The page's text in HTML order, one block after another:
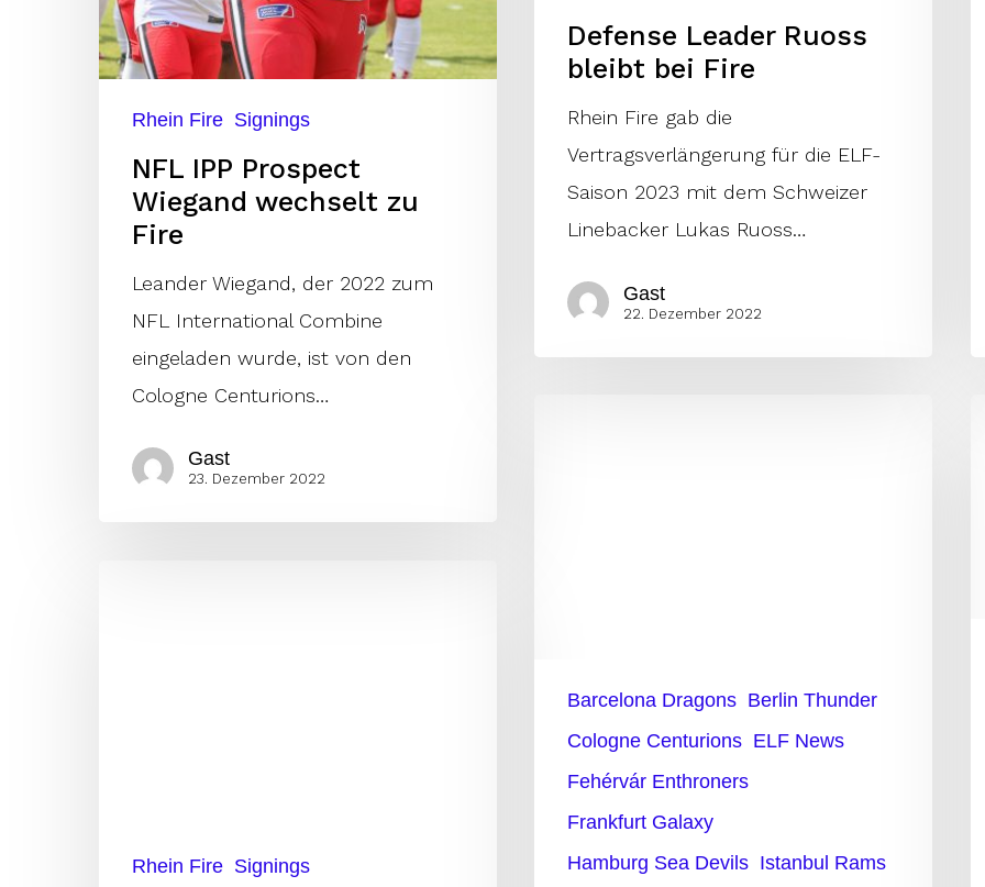
Rhein Fire Signings
NFL IPP Prospect
Wiegand wechselt zu
Fire
Leander Wiegand, der 2022 zum
NFL International Combine
eingeladen wurde, ist von den
Cologne Centurions…
Gast
23. Dezember 2022
Defense Leader Ruoss
bleibt bei Fire
Rhein Fire gab die
Vertragsverlängerung für die ELF-
Saison 2023 mit dem Schweizer
Linebacker Lukas Ruoss…
Gast
22. Dezember 2022
Barcelona Dragons Berlin Thunder
Cologne Centurions ELF News
Fehérvár Enthroners
Frankfurt Galaxy
Hamburg Sea Devils Istanbul Rams
Rhein Fire Signings